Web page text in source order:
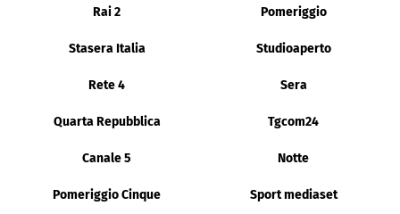
Rai 2 Pomeriggio
Stasera Italia Studioaperto
Rete 4 Sera
Quarta Repubblica Tgcom24
Canale 5 Notte
Pomeriggio Cinque Sport mediaset